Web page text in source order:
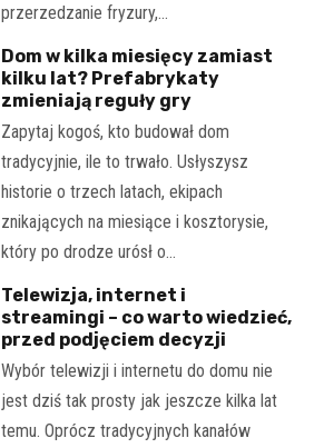
przerzedzanie fryzury,…
Dom w kilka miesięcy zamiast
kilku lat? Prefabrykaty
zmieniają reguły gry
Zapytaj kogoś, kto budował dom
tradycyjnie, ile to trwało. Usłyszysz
historie o trzech latach, ekipach
znikających na miesiące i kosztorysie,
który po drodze urósł o…
Telewizja, internet i
streamingi – co warto wiedzieć,
przed podjęciem decyzji
Wybór telewizji i internetu do domu nie
jest dziś tak prosty jak jeszcze kilka lat
temu. Oprócz tradycyjnych kanałów